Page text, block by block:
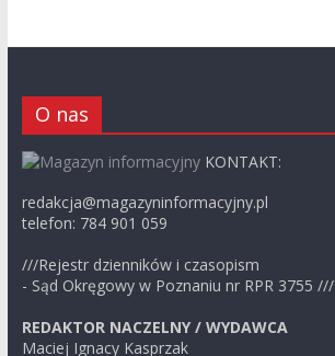
O nas
KONTAKT:
redakcja@magazyninformacyjny.pl
telefon: 784 901 059
///Rejestr dzienników i czasopism
- Sąd Okręgowy w Poznaniu nr RPR 3755 ///
REDAKTOR NACZELNY / WYDAWCA
Maciej Ignacy Kasprzak